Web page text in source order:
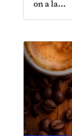
on a la...